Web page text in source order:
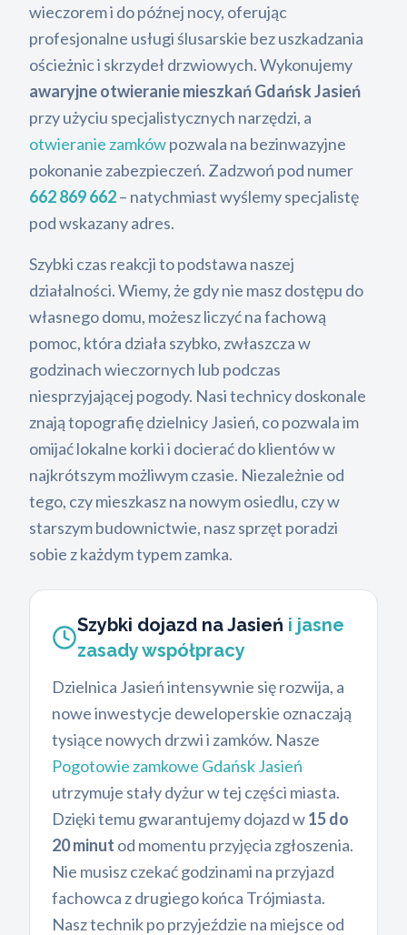
wieczorem i do późnej nocy, oferując
profesjonalne usługi ślusarskie bez uszkadzania
ościeżnic i skrzydeł drzwiowych. Wykonujemy
awaryjne otwieranie mieszkań Gdańsk Jasień
przy użyciu specjalistycznych narzędzi, a
otwieranie zamkówpozwala na bezinwazyjne
pokonanie zabezpieczeń. Zadzwoń pod numer
662 869 662– natychmiast wyślemy specjalistę
pod wskazany adres.
Szybki czas reakcji to podstawa naszej
działalności. Wiemy, że gdy nie masz dostępu do
własnego domu, możesz liczyć na fachową
pomoc, która działa szybko, zwłaszcza w
godzinach wieczornych lub podczas
niesprzyjającej pogody. Nasi technicy doskonale
znają topografię dzielnicy Jasień, co pozwala im
omijać lokalne korki i docierać do klientów w
najkrótszym możliwym czasie. Niezależnie od
tego, czy mieszkasz na nowym osiedlu, czy w
starszym budownictwie, nasz sprzęt poradzi
sobie z każdym typem zamka.
Szybki dojazd na Jasień i jasne
zasady współpracy
Dzielnica Jasień intensywnie się rozwija, a
nowe inwestycje deweloperskie oznaczają
tysiące nowych drzwi i zamków. Nasze
Pogotowie zamkowe Gdańsk Jasień
utrzymuje stały dyżur w tej części miasta.
Dzięki temu gwarantujemy dojazd w15 do
20 minut od momentu przyjęcia zgłoszenia.
Nie musisz czekać godzinami na przyjazd
fachowca z drugiego końca Trójmiasta.
Nasz technik po przyjeździe na miejsce od